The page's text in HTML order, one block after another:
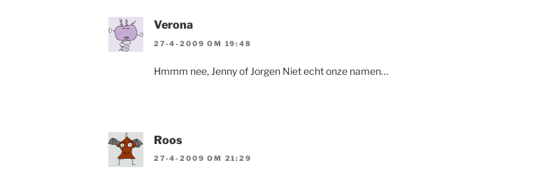
Verona
27-4-2009 OM 19:48
Hmmm nee, Jenny of Jorgen Niet echt onze namen…
Roos
27-4-2009 OM 21:29